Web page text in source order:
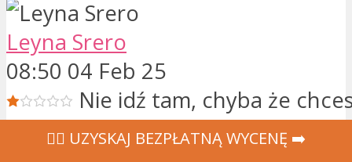
Leyna Srero
08:50 04 Feb 25
Nie idź tam, chyba że
pieniądze! Wszystko wydaje się
‍👩‍⚕ UZYSKAJ BEZPŁATNĄ WYCENĘ ➡️